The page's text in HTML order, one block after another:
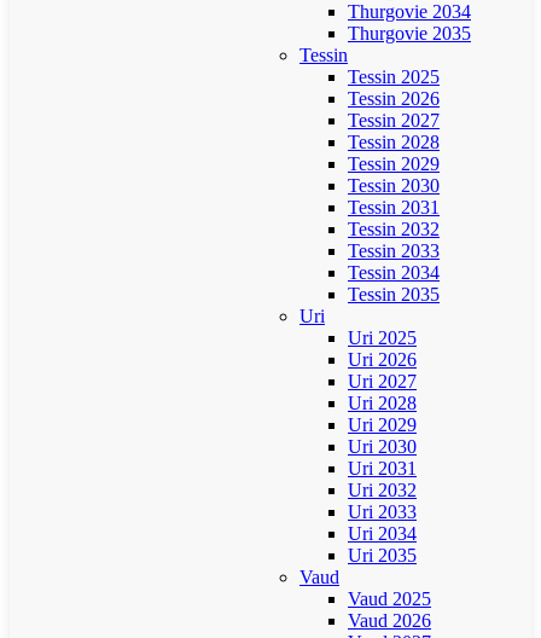
Thurgovie 2034
Thurgovie 2035
Tessin
Tessin 2025
Tessin 2026
Tessin 2027
Tessin 2028
Tessin 2029
Tessin 2030
Tessin 2031
Tessin 2032
Tessin 2033
Tessin 2034
Tessin 2035
Uri
Uri 2025
Uri 2026
Uri 2027
Uri 2028
Uri 2029
Uri 2030
Uri 2031
Uri 2032
Uri 2033
Uri 2034
Uri 2035
Vaud
Vaud 2025
Vaud 2026